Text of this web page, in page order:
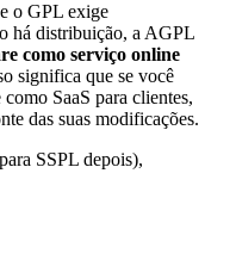
o GPL exige
há distribuição, a AGPL
como serviço online
significa que se você
SaaS para clientes,
das suas modificações.
SSPL depois),